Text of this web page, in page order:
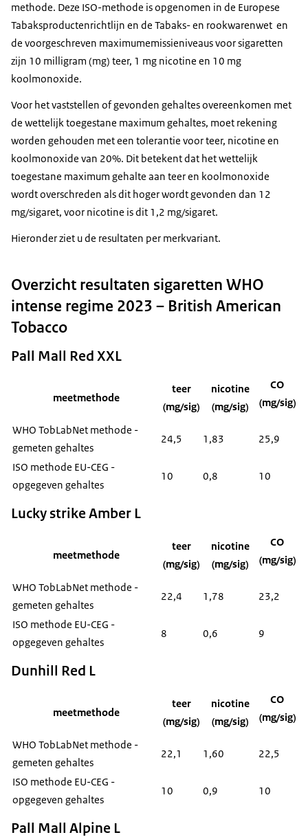
methode. Deze ISO-methode is opgenomen in de Europese
Tabaksproductenrichtlijn en de Tabaks- en rookwarenwet en
de voorgeschreven maximumemissieniveaus voor sigaretten
zijn 10 milligram (mg) teer, 1 mg nicotine en 10 mg
koolmonoxide.
Voor het vaststellen of gevonden gehaltes overeenkomen met
de wettelijk toegestane maximum gehaltes, moet rekening
worden gehouden met een tolerantie voor teer, nicotine en
koolmonoxide van 20%. Dit betekent dat het wettelijk
toegestane maximum gehalte aan teer en koolmonoxide
wordt overschreden als dit hoger wordt gevonden dan 12
mg/sigaret, voor nicotine is dit 1,2 mg/sigaret.
Hieronder ziet u de resultaten per merkvariant.
Overzicht resultaten sigaretten WHO
intense regime 2023 – British American
Tobacco
Pall Mall Red XXL
meetmethode
teer
(mg/sig)
nicotine
(mg/sig)
CO
(mg/sig)
WHO TobLabNet methode -
gemeten gehaltes
24,5 1,83 25,9
ISO methode EU-CEG -
opgegeven gehaltes
10 0,8 10
Lucky strike Amber L
meetmethode
teer
(mg/sig)
nicotine
(mg/sig)
CO
(mg/sig)
WHO TobLabNet methode -
gemeten gehaltes
22,4 1,78 23,2
ISO methode EU-CEG -
opgegeven gehaltes
8 0,6 9
Dunhill Red L
meetmethode
teer
(mg/sig)
nicotine
(mg/sig)
CO
(mg/sig)
WHO TobLabNet methode -
gemeten gehaltes
22,1 1,60 22,5
ISO methode EU-CEG -
opgegeven gehaltes
10 0,9 10
Pall Mall Alpine L